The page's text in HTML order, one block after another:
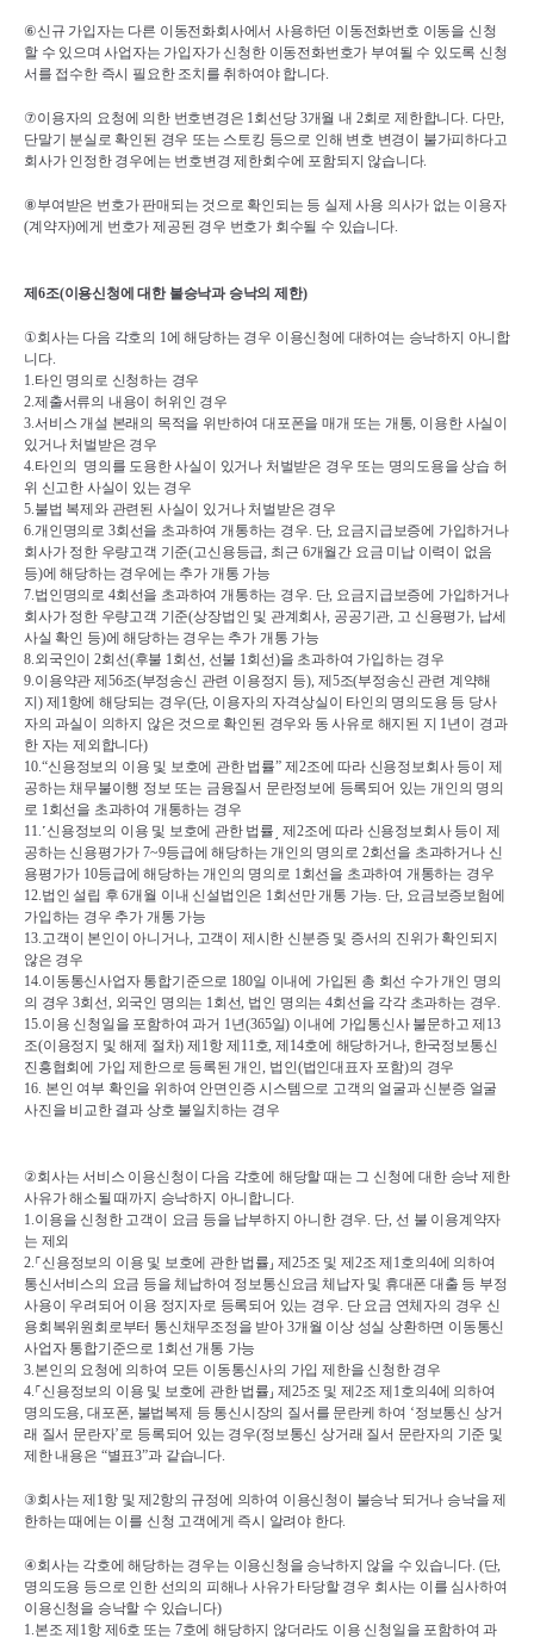
⑥신규 가입자는 다른 이동전화회사에서 사용하던 이동전화번호 이동을 신청
할 수 있으며 사업자는 가입자가 신청한 이동전화번호가 부여될 수 있도록 신청
서를 접수한 즉시 필요한 조치를 취하여야 합니다.
⑦이용자의 요청에 의한 번호변경은 1회선당 3개월 내 2회로 제한합니다. 다만
단말기 분실로 확인된 경우 또는 스토킹 등으로 인해 변호 변경이 불가피하다고
회사가 인정한 경우에는 번호변경 제한회수에 포함되지 않습니다.
⑧부여받은 번호가 판매되는 것으로 확인되는 등 실제 사용 의사가 없는 이용자
(계약자)에게 번호가 제공된 경우 번호가 회수될 수 있습니다.
제 6조(이용신청에 대한 불승낙과 승낙의 제한)
①회사는 다음 각호의 1에 해당하는 경우 이용신청에 대하여는 승낙하지 아니합
니다.
1.타인 명의로 신청하는 경우
2.제출서류의 내용이 허위인 경우
3.서비스 개설 본래의 목적을 위반하여 대포폰을 매개 또는 개통, 이용한 사실이
있거나 처벌받은 경우
4.타인의  명의를 도용한 사실이 있거나 처벌받은 경우 또는 명의도용을 상습 허
위 신고한 사실이 있는 경우
5.불법 복제와 관련된 사실이 있거나 처벌받은 경우
6.개인명의로 3회선을 초과하여 개통하는 경우. 단, 요금지급보증에 가입하거나
회사가 정한 우량고객 기준(고신용등급, 최근 6개월간 요금 미납 이력이 없음
등)에 해당하는 경우에는 추가 개통 가능
7.법인명의로 4회선을 초과하여 개통하는 경우. 단, 요금지급보증에 가입하거나
회사가 정한 우량고객 기준(상장법인 및 관계회사, 공공기관, 고 신용평가, 납세
사실 확인 등)에 해당하는 경우는 추가 개통 가능
8.외국인이 2회선(후불 1회선, 선불 1회선)을 초과하여 가입하는 경우
9.이용약관 제 56조(부정송신 관련 이용정지 등), 제 5조(부정송신 관련 계약해
지 ) 제 1항에 해당되는 경우(단, 이용자의 자격상실이 타인의 명의도용 등 당사
자의 과실이 의하지 않은 것으로 확인된 경우와 동 사유로 해지된 지 1년이 경과
한 자는 제외합니다)
10.“신용정보의 이용 및 보호에 관한 법률” 제 2조에 따라 신용정보회사 등이 제
공하는 채무불이행 정보 또는 금융질서 문란정보에 등록되어 있는 개인의 명의
로 1회선을 초과하여 개통하는 경우
11.˹신용정보의 이용 및 보호에 관한 법률 ˼ 제 2조에 따라 신용정보회사 등이 제
공하는 신용평가가 7~9등급에 해당하는 개인의 명의로 2회선을 초과하거나 신
용평가가 10등급에 해당하는 개인의 명의로 1회선을 초과하여 개통하는 경우
12.법인 설립 후 6개월 이내 신설법인은 1회선만 개통 가능. 단, 요금보증보험에
가입하는 경우 추가 개통 가능
13.고객이 본인이 아니거나, 고객이 제시한 신분증 및 증서의 진위가 확인되지
않은 경우
14.이동통신사업자 통합기준으로 180일 이내에 가입된 총 회선 수가 개인 명의
의 경우 3회선, 외국인 명의는 1회선, 법인 명의는 4회선을 각각 초과하는 경우.
15.이용 신청일을 포함하여 과거 1년(365일) 이내에 가입통신사 불문하고 제 13
조(이용정지 및 해제 절차) 제 1항 제 11호, 제 14호에 해당하거나, 한국정보통신
진흥협회에 가입 제한으로 등록된 개인, 법인(법인대표자 포함)의 경우
16. 본인 여부 확인을 위하여 안면인증 시스템으로 고객의 얼굴과 신분증 얼굴
사진을 비교한 결과 상호 불일치하는 경우
②회사는 서비스 이용신청이 다음 각호에 해당할 때는 그 신청에 대한 승낙 제한
사유가 해소될 때까지 승낙하지 아니합니다.
1.이용을 신청한 고객이 요금 등을 납부하지 아니한 경우. 단, 선 불 이용계약자
는 제외
2.⸀신용정보의 이용 및 보호에 관한 법률 ⸥ 제 25조 및 제 2조 제 1호의 4에 의하여
통신서비스의 요금 등을 체납하여 정보통신요금 체납자 및 휴대폰 대출 등 부정
사용이 우려되어 이용 정지자로 등록되어 있는 경우. 단 요금 연체자의 경우 신
용회복위원회로부터 통신채무조정을 받아 3개월 이상 성실 상환하면 이동통신
사업자 통합기준으로 1회선 개통 가능
3.본인의 요청에 의하여 모든 이동통신사의 가입 제한을 신청한 경우
4.⸀신용정보의 이용 및 보호에 관한 법률 ⸥ 제 25조 및 제 2조 제 1호의 4에 의하여
명의도용, 대포폰, 불법복제 등 통신시장의 질서를 문란케 하여 ‘정보통신 상거
래 질서 문란자’로 등록되어 있는 경우(정보통신 상거래 질서 문란자의 기준 및
제한 내용은 “별표3”과 같습니다.
③회사는 제 1항 및 제 2항의 규정에 의하여 이용신청이 불승낙 되거나 승낙을 제
한하는 때에는 이를 신청 고객에게 즉시 알려야 한다.
④회사는 각호에 해당하는 경우는 이용신청을 승낙하지 않을 수 있습니다. (단
명의도용 등으로 인한 선의의 피해나 사유가 타당할 경우 회사는 이를 심사하여
이용신청을 승낙할 수 있습니다)
1.본조 제 1항 제 6호 또는 7호에 해당하지 않더라도 이용 신청일을 포함하여 과